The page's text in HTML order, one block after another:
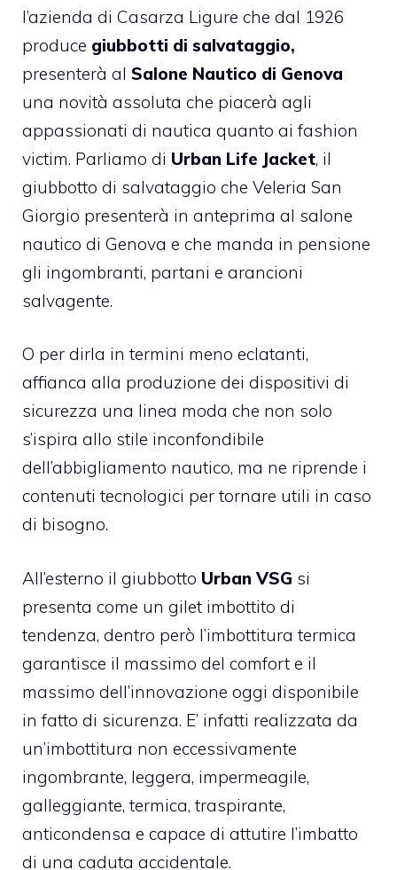
l’azienda di Casarza Ligure che dal 1926
produce giubbotti di salvataggio,
presenterà al Salone Nautico di Genova
una novità assoluta che piacerà agli
appassionati di nautica quanto ai fashion
victim. Parliamo di Urban Life Jacket, il
giubbotto di salvataggio che Veleria San
Giorgio presenterà in anteprima al salone
nautico di Genova e che manda in pensione
gli ingombranti, partani e arancioni
salvagente.
O per dirla in termini meno eclatanti,
affianca alla produzione dei dispositivi di
sicurezza una linea moda che non solo
s’ispira allo stile inconfondibile
dell’abbigliamento nautico, ma ne riprende i
contenuti tecnologici per tornare utili in caso
di bisogno.
All’esterno il giubbotto Urban VSG si
presenta come un gilet imbottito di
tendenza, dentro però l’imbottitura termica
garantisce il massimo del comfort e il
massimo dell’innovazione oggi disponibile
in fatto di sicurenza. E’ infatti realizzata da
un’imbottitura non eccessivamente
ingombrante, leggera, impermeagile,
galleggiante, termica, traspirante,
anticondensa e capace di attutire l’imbatto
di una caduta accidentale.